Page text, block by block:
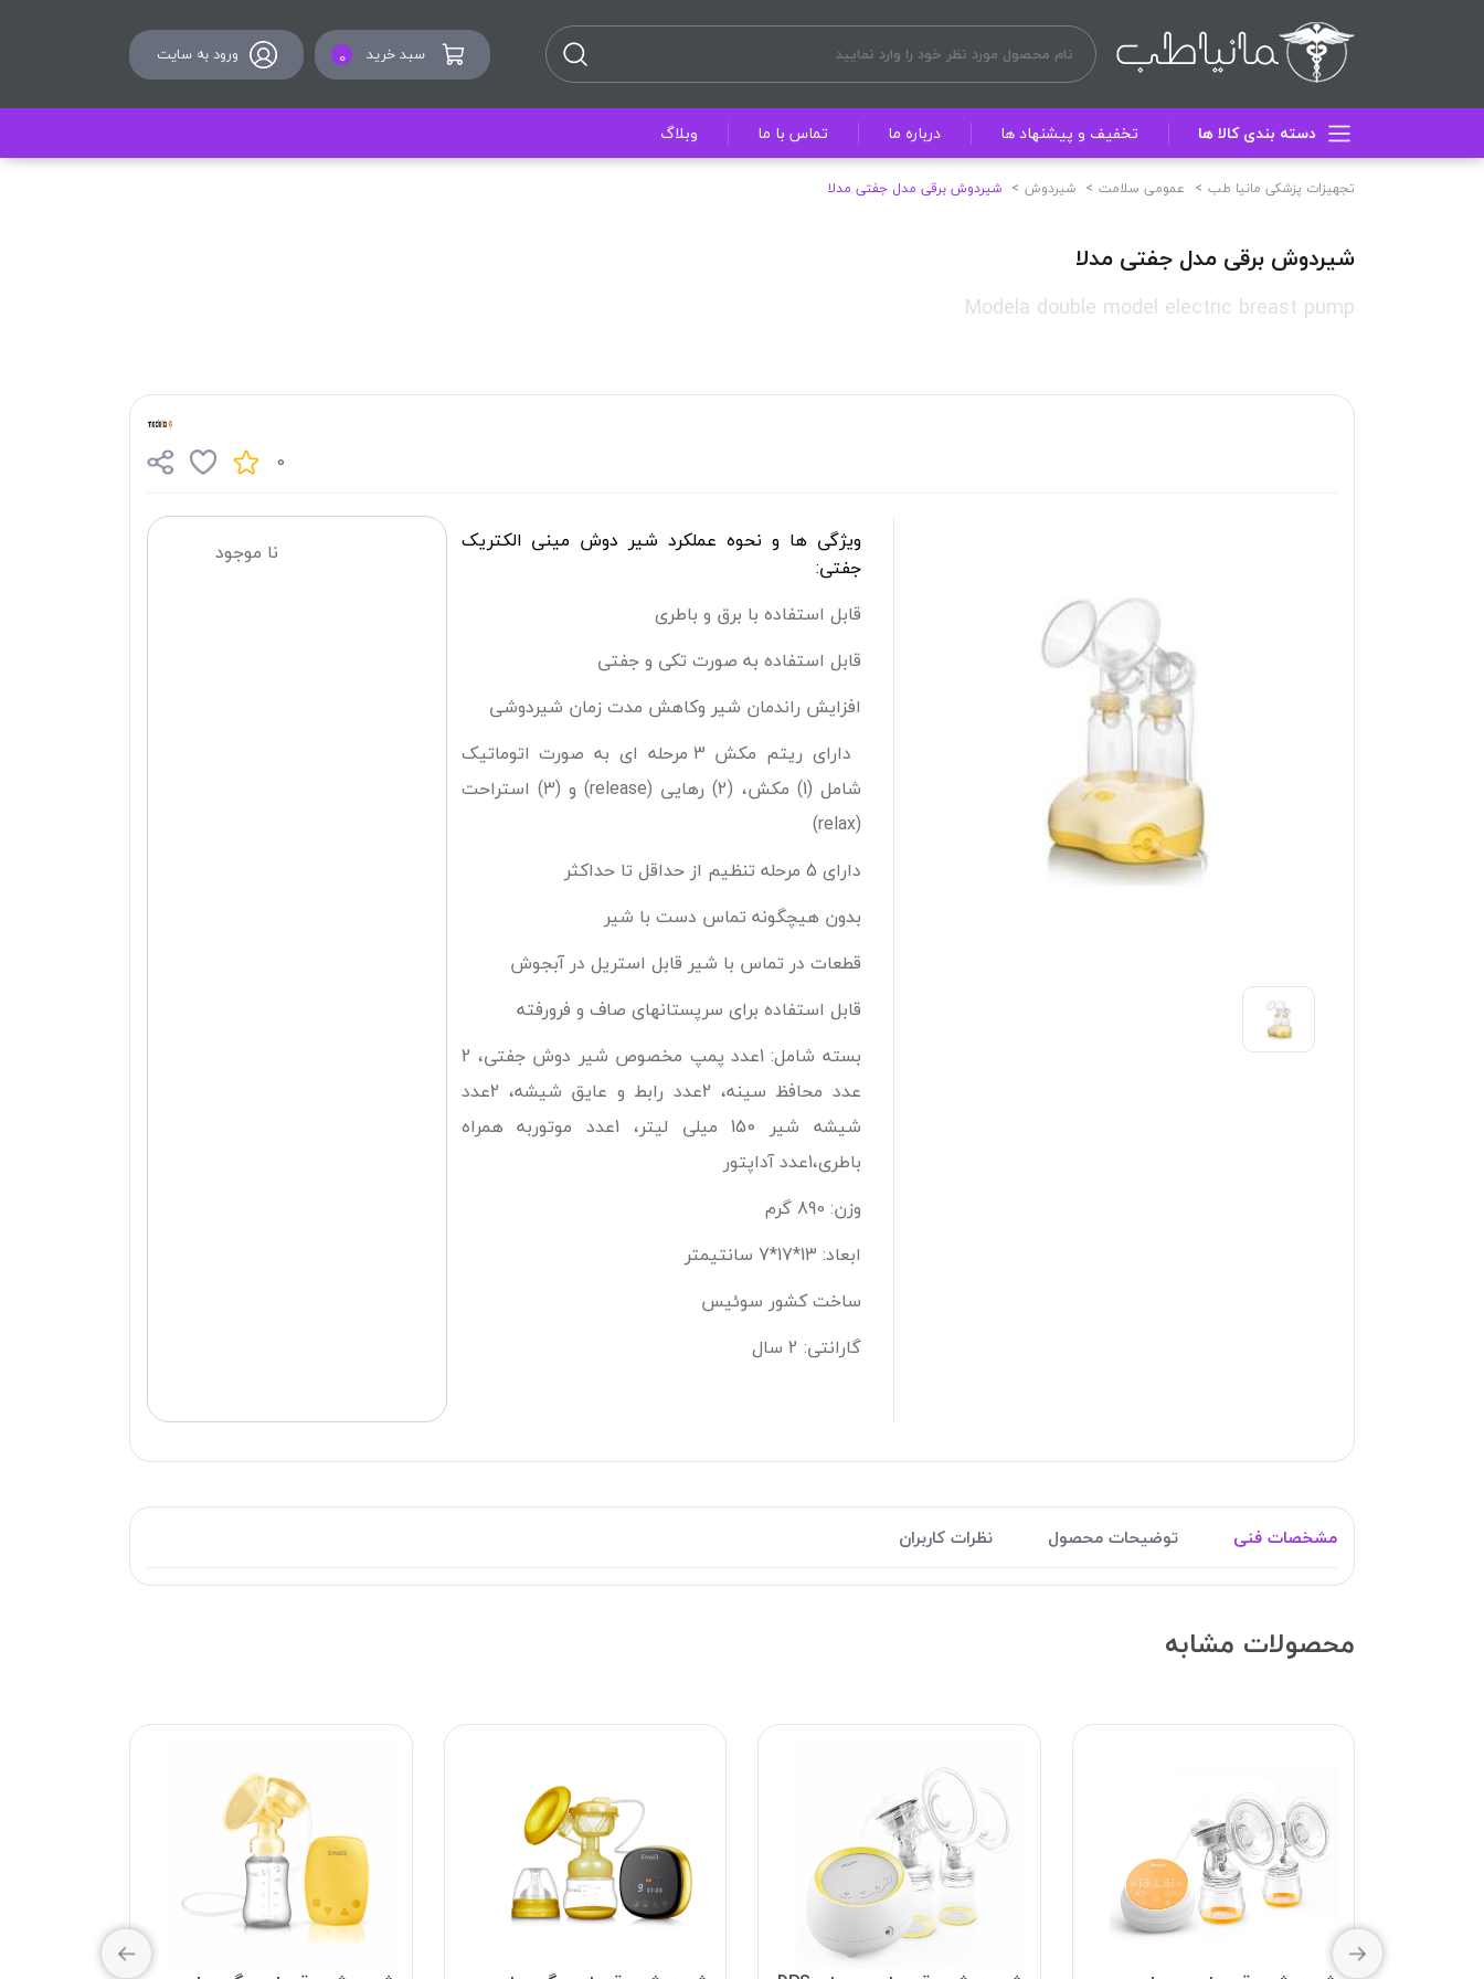
سبد خرید 0 ورود به سایت
دسته بندی کالا ها تخفیف و پیشنهاد ها درباره ما تماس با ما وبلاگ
تجهیزات پزشکی مانیا طب عمومی سلامت شیردوش شیردوش برقی مدل جفتی مدلا
شیردوش برقی مدل جفتی مدلا
Modela double model electric breast pump
0
ویژگی ها و نحوه عملکرد شیر دوش مینی الکتریک
جفتی:
قابل استفاده با برق و باطری
قابل استفاده به صورت تکی و جفتی
افزایش راندمان شیر وکاهش مدت زمان شیردوشی
دارای ریتم مکش 3 مرحله ای به صورت اتوماتیک
شامل (1) مکش، (2) رهایی (release) و (3) استراحت
(relax)
دارای 5 مرحله تنظیم از حداقل تا حداکثر
بدون هیچگونه تماس دست با شیر
قطعات در تماس با شیر قابل استریل در آبجوش
قابل استفاده برای سرپستانهای صاف و فرورفته
بسته شامل: 1عدد پمپ مخصوص شیر دوش جفتی، 2
عدد محافظ سینه، 2عدد رابط و عایق شیشه، 2عدد
شیشه شیر 150 میلی لیتر، 1عدد موتوربه همراه
باطری،1عدد آداپتور
وزن: 890 گرم
ابعاد: 13*17*7 سانتیمتر
ساخت کشور سوئیس
گارانتی: 2 سال
نا موجود
مشخصات فنی توضیحات محصول نظرات کاربران
محصولات مشابه